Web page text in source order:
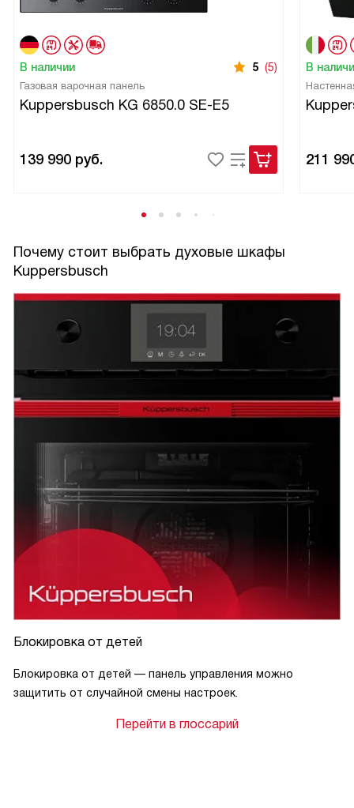
В наличии 5 (5)
Газовая варочная панель
Kuppersbusch KG 6850.0 SE-E5
139 990 руб.
В
211
Почему стоит выбрать духовые шкафы
Kuppersbusch
Блокировка от детей
Блокировка от детей — панель управления можно
защитить от случайной смены настроек.
Перейти в глоссарий